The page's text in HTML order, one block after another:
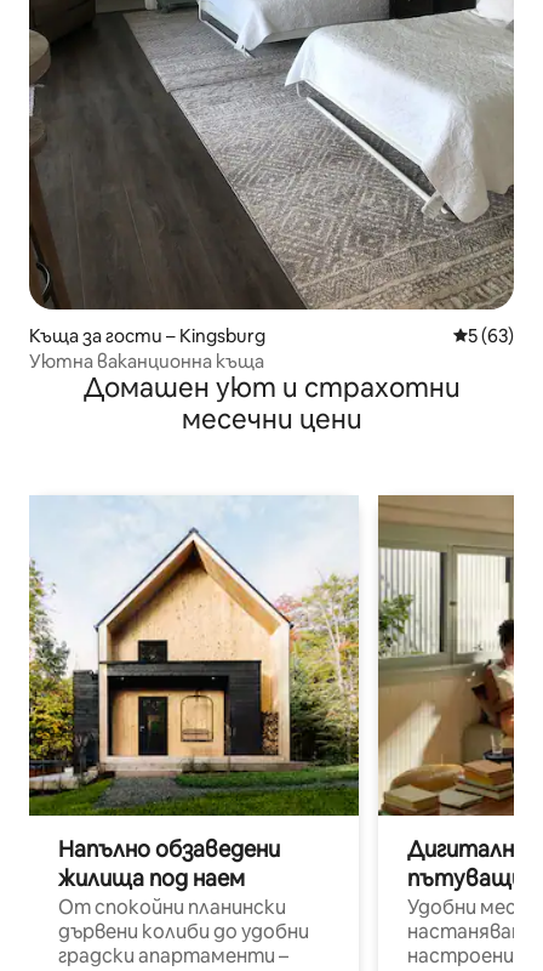
Къща за гости – Kingsburg Средна
5 (63)
Уютна ваканционна къща
Домашен уют и страхотни
месечни цени
Напълно обзаведени
жилища под наем
От спокойни планински
дървени колиби до удобни
градски апартаменти –
Дигитални
пътуващи
Удобни
настаняване
настроени и